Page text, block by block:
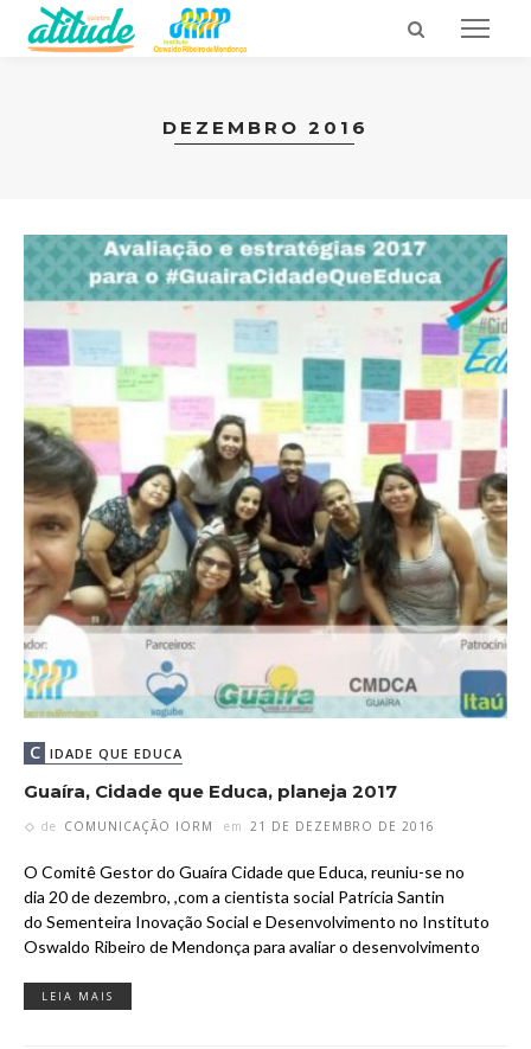
DEZEMBRO 2016
C IDADE QUE EDUCA
Guaíra, Cidade que Educa, planeja 2017
de COMUNICAÇÃO IORM em 21 DE DEZEMBRO DE 2016
O Comitê Gestor do Guaíra Cidade que Educa, reuniu-se no
dia 20 de dezembro, ,com a cientista social Patrícia Santin
do Sementeira Inovação Social e Desenvolvimento no Instituto
Oswaldo Ribeiro de Mendonça para avaliar o desenvolvimento
LEIA MAIS